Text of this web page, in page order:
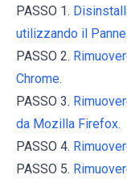
PASSO 1.
utilizzando il
PASSO 2.
Chrome.
PASSO 3.
da Mozilla Firefox.
PASSO 4.
PASSO 5.